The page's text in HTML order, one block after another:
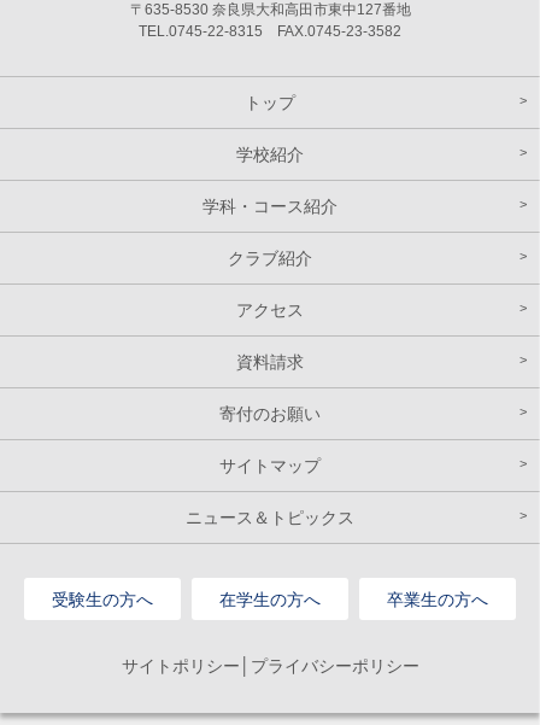
〒635-8530 奈良県大和高田市東中127番地
TEL.0745-22-8315 FAX.0745-23-3582
トップ
学校紹介
学科・コース紹介
クラブ紹介
アクセス
資料請求
寄付のお願い
サイトマップ
ニュース＆トピックス
受験生の方へ 在学生の方へ 卒業生の方へ
サイトポリシー│プライバシーポリシー